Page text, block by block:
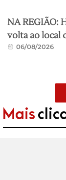
NA REGIÃO:
volta ao local
06/08/2026
Mais